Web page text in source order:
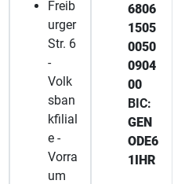
Freib
urger
Str. 6
-
Volk
sban
kfilial
e -
Vorra
um
6806
1505
0050
0904
00
BIC:
GEN
ODE6
1IHR